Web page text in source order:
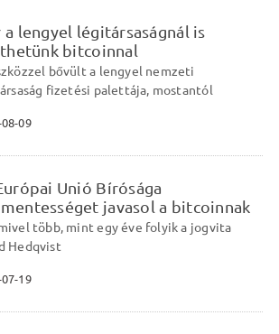
a lengyel légitársaságnál is
bitcoinnal
bővült a lengyel nemzeti
fizetési palettája, mostantól
09
Unió Bírósága
javasol a bitcoinnak
több, mint egy éve folyik a jogvita
Hedqvist
19